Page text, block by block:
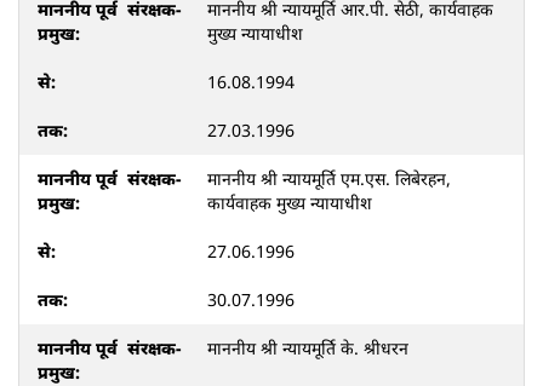
माननीय श्री न्यायमूर्ति आर.पी. सेठी, कार्यवाहक
मुख्य न्यायाधीश
16.08.1994
27.03.1996
माननीय श्री न्यायमूर्ति एम.एस. लिबेरहन,
कार्यवाहक मुख्य न्यायाधीश
27.06.1996
30.07.1996
माननीय श्री न्यायमूर्ति के. श्रीधरन